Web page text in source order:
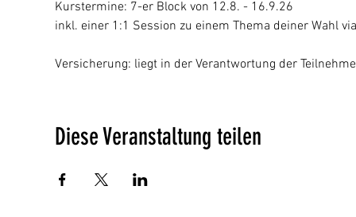
Kurstermine: 7-er Block von 12.8. - 16.9.26
inkl. einer 1:1 Session zu einem Thema deiner Wahl
Versicherung: liegt in der Verantwortung der
Diese Veranstaltung teilen